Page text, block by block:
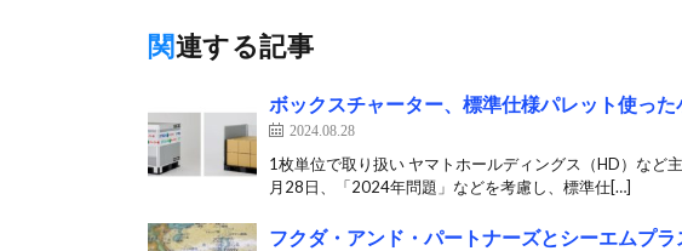
関連する記事
ボックスチャーター、標準仕様パレット使っ
2024.08.28
1枚単位で取り扱い ヤマトホールディングス（HD）など
月28日、「2024年問題」などを考慮し、標準仕[…]
フクダ・アンド・パートナーズとシーエムプ